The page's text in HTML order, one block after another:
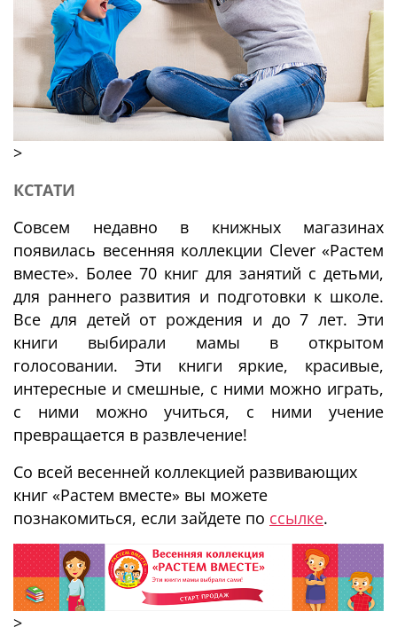
>
КСТАТИ
Совсем недавно в книжных магазинах
появилась весенняя коллекции Clever «Растем
вместе». Более 70 книг для занятий с детьми,
для раннего развития и подготовки к школе.
Все для детей от рождения и до 7 лет. Эти
книги выбирали мамы в открытом
голосовании. Эти книги яркие, красивые,
интересные и смешные, с ними можно играть,
с ними можно учиться, с ними учение
превращается в развлечение!
Со всей весенней коллекцией развивающих
книг «Растем вместе» вы можете
познакомиться, если зайдете по ссылке.
>